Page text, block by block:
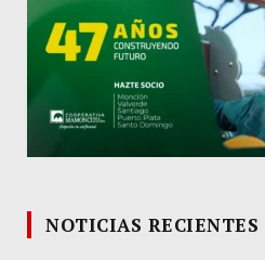
NOTICIAS RECIENTES